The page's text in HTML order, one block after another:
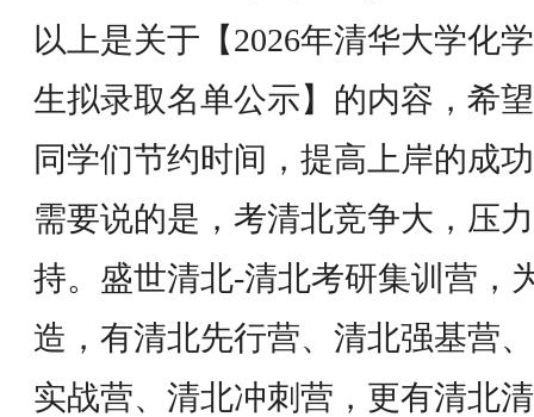
以上是关于【2026年清华大学化
生拟录取名单公示】的内容，希
同学们节约时间，提高上岸的成
需要说的是，考清北竞争大，压
持。盛世清北-清北考研集训营，
造，有清北先行营、清北强基营
实战营、清北冲刺营，更有清北